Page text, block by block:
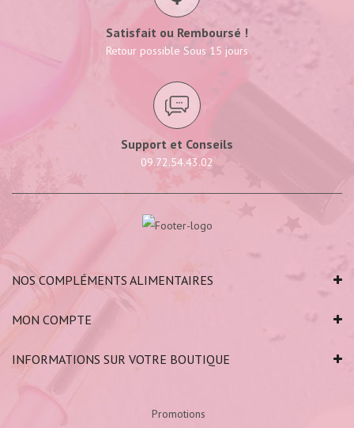
Satisfait ou Remboursé !
Retour possible Sous 15 jours
Support et Conseils
09.72.54.43.02
NOS COMPLÉMENTS ALIMENTAIRES
MON COMPTE
INFORMATIONS SUR VOTRE BOUTIQUE
Promotions